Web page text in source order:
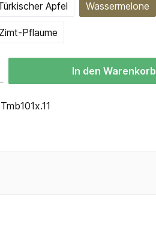
Apfel Wassermelone
Zimt-Pflaume
In den Warenkorb
Tmb101x.11